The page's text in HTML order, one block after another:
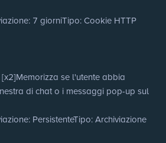
: 7 giorniTipo: Cookie HTTP
Memorizza se l'utente abbia
di chat o i messaggi pop-up sul
: PersistenteTipo: Archiviazione